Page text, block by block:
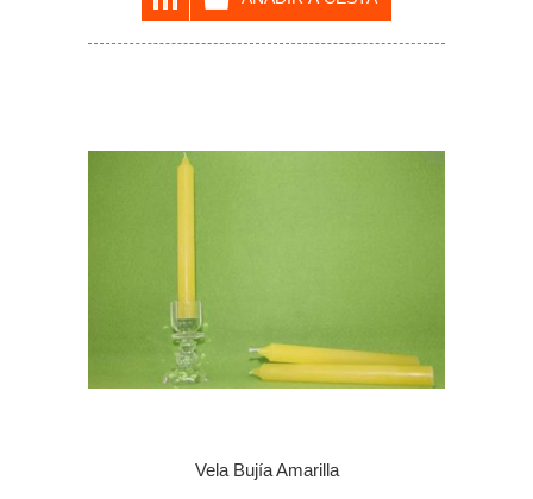
Vela Bujía Amarilla